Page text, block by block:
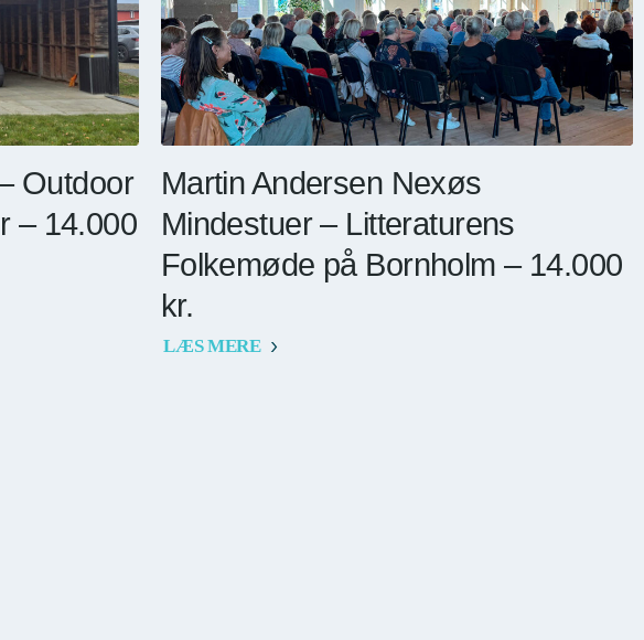
Outdoor
– 14.000
Martin Andersen Nexøs
Mindestuer – Litteraturens
Folkemøde på Bornholm – 14.000
kr.
LÆS MERE